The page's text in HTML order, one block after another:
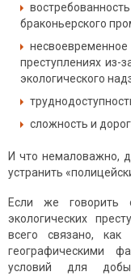
браконьерского
преступлениях из-
экологического
сложность и
И что немаловажно,
устранить
Если же говорить
экологических
всего связано, как
географическими
условий для